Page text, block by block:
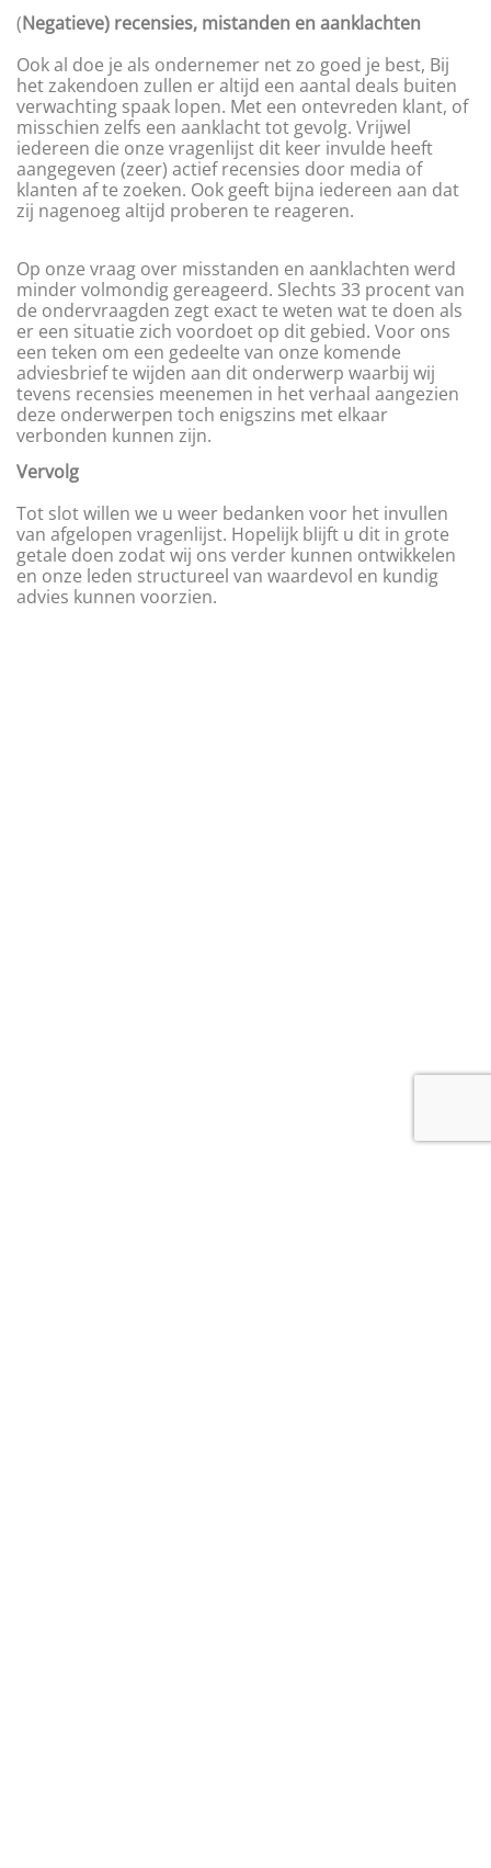
(Negatieve) recensies, mistanden en aanklachten
Ook al doe je als ondernemer net zo goed je best, Bij
het zakendoen zullen er altijd een aantal deals buiten
verwachting spaak lopen. Met een ontevreden klant, of
misschien zelfs een aanklacht tot gevolg. Vrijwel
iedereen die onze vragenlijst dit keer invulde heeft
aangegeven (zeer) actief recensies door media of
klanten af te zoeken. Ook geeft bijna iedereen aan dat
zij nagenoeg altijd proberen te reageren.
Op onze vraag over misstanden en aanklachten werd
minder volmondig gereageerd. Slechts 33 procent van
de ondervraagden zegt exact te weten wat te doen als
er een situatie zich voordoet op dit gebied. Voor ons
een teken om een gedeelte van onze komende
adviesbrief te wijden aan dit onderwerp waarbij wij
tevens recensies meenemen in het verhaal aangezien
deze onderwerpen toch enigszins met elkaar
verbonden kunnen zijn.
Vervolg
Tot slot willen we u weer bedanken voor het invullen
van afgelopen vragenlijst. Hopelijk blijft u dit in grote
getale doen zodat wij ons verder kunnen ontwikkelen
en onze leden structureel van waardevol en kundig
advies kunnen voorzien.